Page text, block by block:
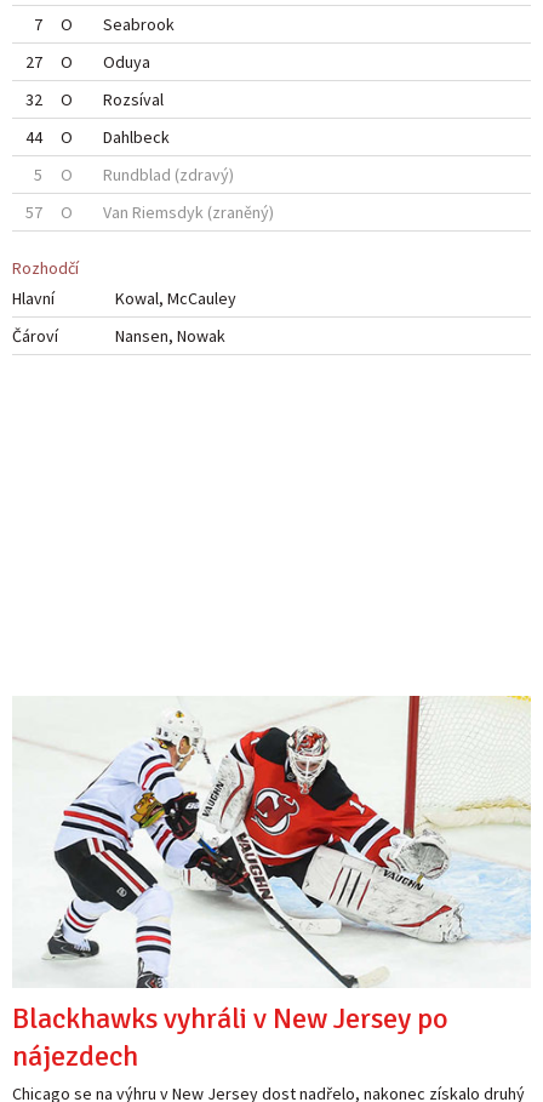
7
O
Seabrook
27
O
Oduya
32
O
Rozsíval
44
O
Dahlbeck
5
O Rundblad (zdravý)
57
O Van Riemsdyk (zraněný)
Rozhodčí
Hlavní
Kowal, McCauley
Čároví
Nansen, Nowak
Blackhawks vyhráli v New Jersey po
nájezdech
Chicago se na výhru v New Jersey dost nadřelo, nakonec získalo druhý